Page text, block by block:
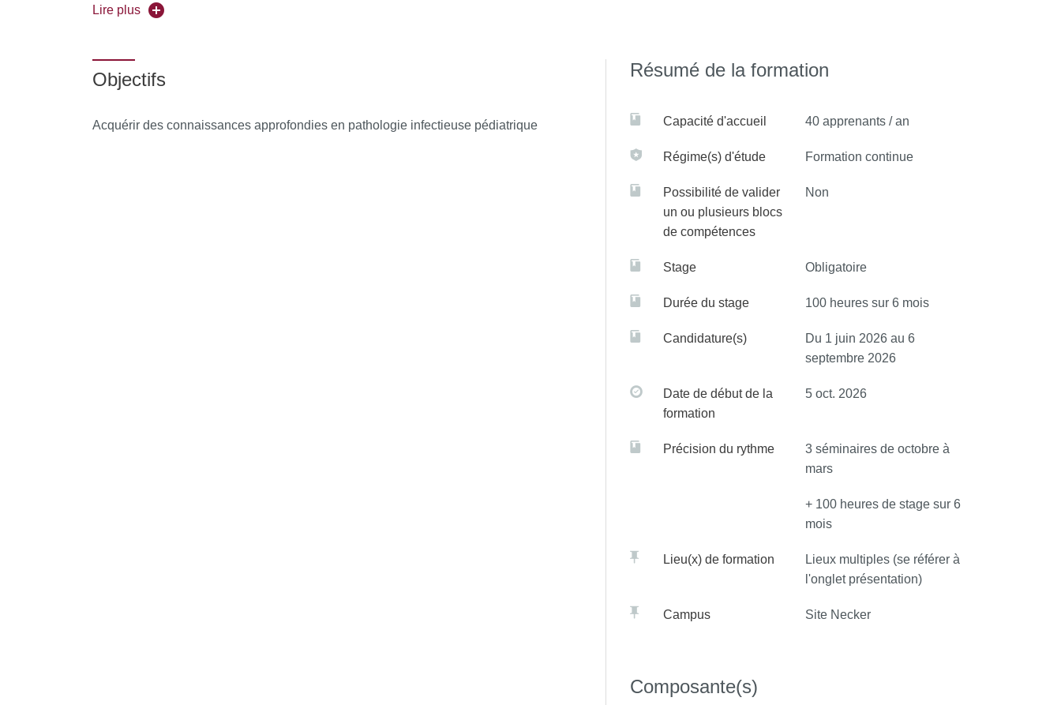
Forme de l’enseignement :
Pour vous inscrire, déposez votre candidature sur C@nditOnLine
Lire plus
Objectifs
Acquérir des connaissances approfondies en pathologie infectieuse pédiatrique
Résumé de la formation
Capacité d'accueil 40 apprenants / an
Régime(s) d'étude Formation continue
Possibilité de valider
un ou plusieurs blocs
de compétences
Non
Stage Obligatoire
Durée du stage 100 heures sur 6 mois
Candidature(s)
Du 1 juin 2026 au 6
septembre 2026
Date de début de la
formation
5 oct. 2026
Précision du rythme
3 séminaires de octobre à
mars
+ 100 heures de stage sur 6
mois
Lieu(x) de formation
Lieux multiples (se référer à
l'onglet présentation)
Campus Site Necker
Composante(s)